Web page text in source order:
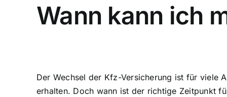
Wann kann ich
Der Wechsel der Kfz-Versicherung ist für viele
erhalten. Doch wann ist der richtige Zeitpunkt